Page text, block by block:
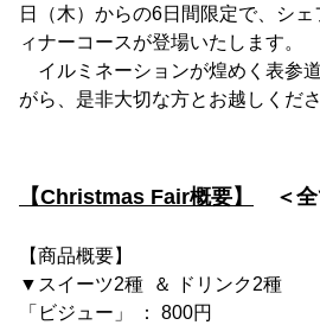
日（木）からの6日間限定で、シ
ィナーコースが登場いたします。
イルミネーションが煌めく表参
がら、是非大切な方とお越しくだ
【Christmas Fair概要】 ＜全
【商品概要】
▼スイーツ2種 ＆ ドリンク2種
「ビジュー」 ： 800円